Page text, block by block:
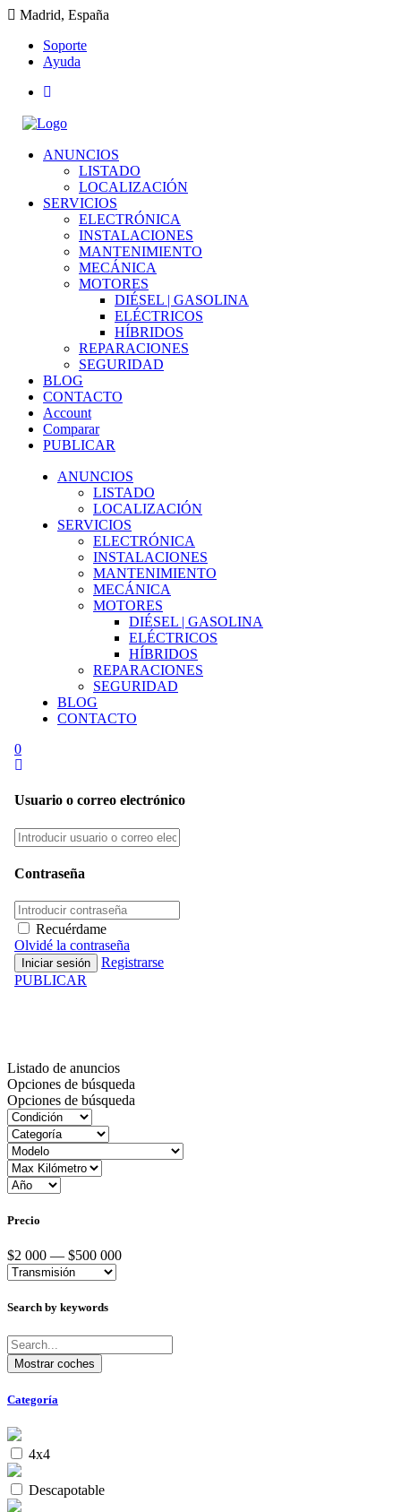
Madrid, España
Soporte
Ayuda
ANUNCIOS
LISTADO
LOCALIZACIÓN
SERVICIOS
ELECTRÓNICA
INSTALACIONES
MANTENIMIENTO
MECÁNICA
MOTORES
DIÉSEL | GASOLINA
ELÉCTRICOS
HÍBRIDOS
REPARACIONES
SEGURIDAD
BLOG
CONTACTO
Account
Comparar
PUBLICAR
ANUNCIOS
LISTADO
LOCALIZACIÓN
SERVICIOS
ELECTRÓNICA
INSTALACIONES
MANTENIMIENTO
MECÁNICA
MOTORES
DIÉSEL | GASOLINA
ELÉCTRICOS
HÍBRIDOS
REPARACIONES
SEGURIDAD
BLOG
CONTACTO
0
Usuario o correo electrónico
Contraseña
Recuérdame
Olvidé la contraseña
Registrarse
PUBLICAR
Listado de anuncios
Opciones de búsqueda
Opciones de búsqueda
Precio
$2 000 — $500 000
Search by keywords
Categoría
4x4
Descapotable